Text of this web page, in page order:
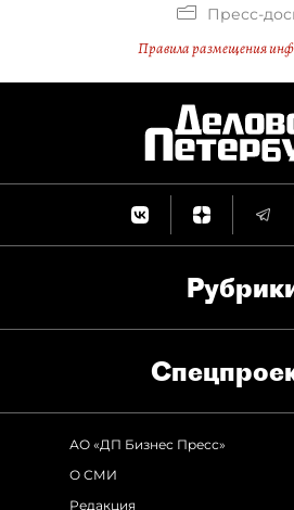
Пресс-
Правила размещения
АО «ДП Бизнес Пресс»
О СМИ
Редакция